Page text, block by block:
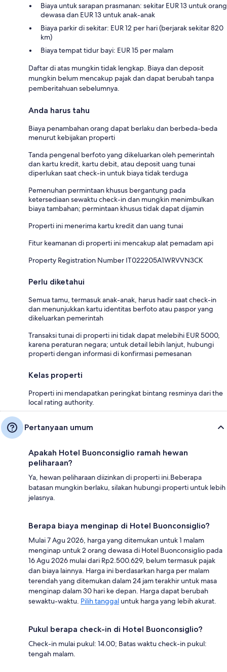
Biaya untuk sarapan prasmanan: sekitar EUR 13 untuk orang
dewasa dan EUR 13 untuk anak-anak
Biaya parkir di sekitar: EUR 12 per hari (berjarak sekitar 820
km)
Biaya tempat tidur bayi: EUR 15 per malam
Daftar di atas mungkin tidak lengkap. Biaya dan deposit
mungkin belum mencakup pajak dan dapat berubah tanpa
pemberitahuan sebelumnya.
Anda harus tahu
Biaya penambahan orang dapat berlaku dan berbeda-beda
menurut kebijakan properti
Tanda pengenal berfoto yang dikeluarkan oleh pemerintah
dan kartu kredit, kartu debit, atau deposit uang tunai
diperlukan saat check-in untuk biaya tidak terduga
Pemenuhan permintaan khusus bergantung pada
ketersediaan sewaktu check-in dan mungkin menimbulkan
biaya tambahan; permintaan khusus tidak dapat dijamin
Properti ini menerima kartu kredit dan uang tunai
Fitur keamanan di properti ini mencakup alat pemadam api
Property Registration Number IT022205A1WRVVN3CK
Perlu diketahui
Semua tamu, termasuk anak-anak, harus hadir saat check-in
dan menunjukkan kartu identitas berfoto atau paspor yang
dikeluarkan pemerintah
Transaksi tunai di properti ini tidak dapat melebihi EUR 5000,
karena peraturan negara; untuk detail lebih lanjut, hubungi
properti dengan informasi di konfirmasi pemesanan
Kelas properti
Properti ini mendapatkan peringkat bintang resminya dari the
local rating authority.
Pertanyaan umum
Apakah Hotel Buonconsiglio ramah hewan
peliharaan?
Ya, hewan peliharaan diizinkan di properti ini.Beberapa
batasan mungkin berlaku, silakan hubungi properti untuk lebih
jelasnya.
Berapa biaya menginap di Hotel Buonconsiglio?
Mulai 7 Agu 2026, harga yang ditemukan untuk 1 malam
menginap untuk 2 orang dewasa di Hotel Buonconsiglio pada
16 Agu 2026 mulai dari Rp2.500.629, belum termasuk pajak
dan biaya lainnya. Harga ini berdasarkan harga per malam
terendah yang ditemukan dalam 24 jam terakhir untuk masa
menginap dalam 30 hari ke depan. Harga dapat berubah
sewaktu-waktu. Pilih tanggal untuk harga yang lebih akurat.
Pukul berapa check-in di Hotel Buonconsiglio?
Check-in mulai pukul: 14.00; Batas waktu check-in pukul:
tengah malam.